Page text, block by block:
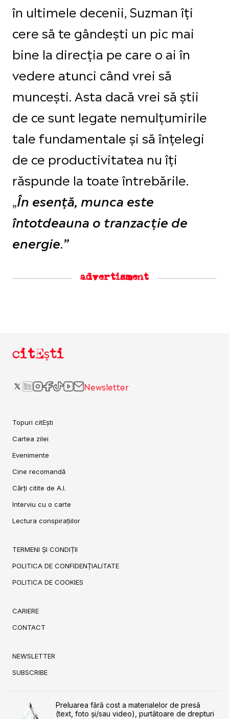
în ultimele decenii, Suzman îți
cere să te gândești un pic mai
bine la direcția pe care o ai în
vedere atunci când vrei să
muncești. Asta dacă vrei să știi
de ce sunt legate nemulțumirile
tale fundamentale și să înțelegi
de ce productivitatea nu îți
răspunde la toate întrebările.
„În esență, munca este
întotdeauna o tranzacție de
energie.”
advertisment
citEști
Newsletter
Topuri citEști
Cartea zilei
Evenimente
Cine recomandă
Cărți citite de A.I.
Interviu cu o carte
Lectura conspirațiilor
TERMENI ȘI CONDIȚII
POLITICA DE CONFIDENȚIALITATE
POLITICA DE COOKIES
CARIERE
CONTACT
NEWSLETTER
SUBSCRIBE
Preluarea fără cost a materialelor de presă
(text, foto și/sau video), purtătoare de drepturi